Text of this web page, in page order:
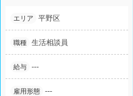
エリア 平野区
職種 生活相談員
給与 ---
雇用形態 ---